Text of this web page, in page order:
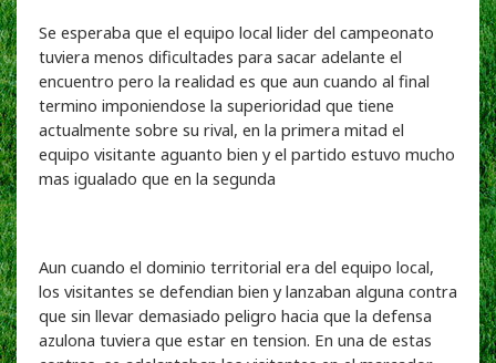
Se esperaba que el equipo local lider del campeonato
tuviera menos dificultades para sacar adelante el
encuentro pero la realidad es que aun cuando al final
termino imponiendose la superioridad que tiene
actualmente sobre su rival, en la primera mitad el
equipo visitante aguanto bien y el partido estuvo mucho
mas igualado que en la segunda
Aun cuando el dominio territorial era del equipo local,
los visitantes se defendian bien y lanzaban alguna contra
que sin llevar demasiado peligro hacia que la defensa
azulona tuviera que estar en tension. En una de estas